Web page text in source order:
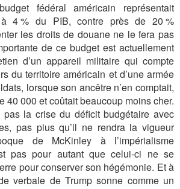
fédéral américain représentait
4 % du PIB, contre près de 20 %
les droits de douane ne le fera pas
de ce budget est actuellement
d’un appareil militaire qui compte
du territoire américain et d’une armée
lorsque son ancêtre n’en comptait,
40 000 et coûtait beaucoup moins cher.
pas la crise du déficit budgétaire avec
pas plus qu’il ne rendra la vigueur
de McKinley à l’impérialisme
pas pour autant que celui-ci ne se
pour conserver son hégémonie. Et à
verbale de Trump sonne comme un